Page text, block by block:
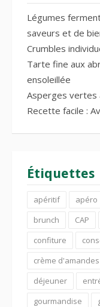
Légumes
saveurs et de
Crumbles
Tarte fine aux
ensoleillée
Asperges vertes
Recette facile :
Étiquettes
apéritif apéro
brunch
CAP
confiture
crème d'amandes
déjeuner
gourmandise